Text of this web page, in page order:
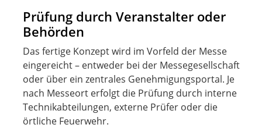
Prüfung durch Veranstalter oder
Behörden
Das fertige Konzept wird im Vorfeld der Messe
eingereicht – entweder bei der Messegesellschaft
oder über ein zentrales Genehmigungsportal. Je
nach Messeort erfolgt die Prüfung durch interne
Technikabteilungen, externe Prüfer oder die
örtliche Feuerwehr.